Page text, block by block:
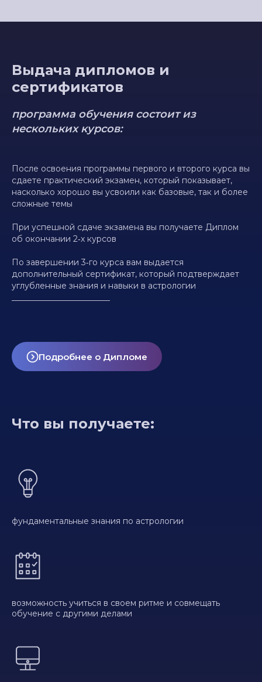
Выдача дипломов и
сертификатов
программа обучения состоит из
нескольких курсов:
После освоения программы первого и второго курса вы
сдаете практический экзамен, который показывает,
насколько хорошо вы усвоили как базовые, так и более
сложные темы
При успешной сдаче экзамена вы получаете Диплом
об окончании 2‑х курсов
По завершении 3‑го курса вам выдается
дополнительный сертификат, который подтверждает
углубленные знания и навыки в астрологии
Подробнее о Дипломе
Что вы получаете:
фундаментальные знания по астрологии
возможность учиться в своем ритме и совмещать
обучение с другими делами